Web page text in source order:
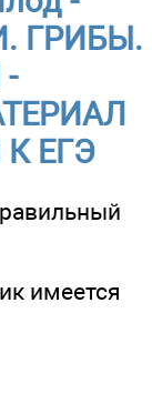
ГРИБЫ.
ЕГЭ
имеется